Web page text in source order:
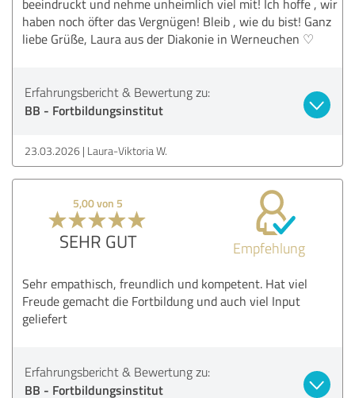
beeindruckt und nehme unheimlich viel mit! Ich hoffe , wir
haben noch öfter das Vergnügen! Bleib , wie du bist! Ganz
liebe Grüße, Laura aus der Diakonie in Werneuchen ♡
Erfahrungsbericht & Bewertung zu:
BB - Fortbildungsinstitut
23.03.2026 Laura-Viktoria W.
5,00 von 5
SEHR GUT Empfehlung
Sehr empathisch, freundlich und kompetent. Hat viel
Freude gemacht die Fortbildung und auch viel Input
geliefert
Erfahrungsbericht & Bewertung zu:
BB - Fortbildungsinstitut